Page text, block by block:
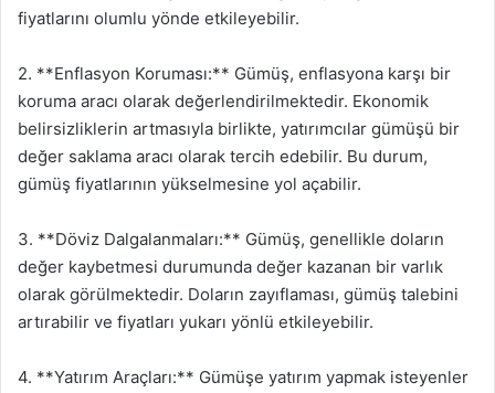
fiyatlarını olumlu yönde etkileyebilir.
2. **Enflasyon Koruması:** Gümüş, enflasyona karşı bir
koruma aracı olarak değerlendirilmektedir. Ekonomik
belirsizliklerin artmasıyla birlikte, yatırımcılar gümüşü bir
değer saklama aracı olarak tercih edebilir. Bu durum,
gümüş fiyatlarının yükselmesine yol açabilir.
3. **Döviz Dalgalanmaları:** Gümüş, genellikle doların
değer kaybetmesi durumunda değer kazanan bir varlık
olarak görülmektedir. Doların zayıflaması, gümüş talebini
artırabilir ve fiyatları yukarı yönlü etkileyebilir.
4. **Yatırım Araçları:** Gümüşe yatırım yapmak isteyenler